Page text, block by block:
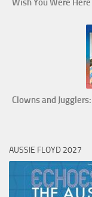
Wish You Were
Clowns and
AUSSIE FLOYD 2027